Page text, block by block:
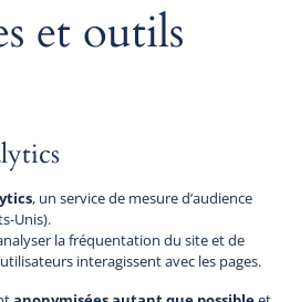
et outils
, un service de mesure d’audience
Unis).
la fréquentation du site et de
interagissent avec les pages.